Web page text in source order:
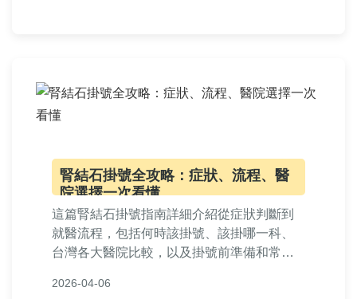
腎結石掛號全攻略：症狀、流程、醫
院選擇一次看懂
這篇腎結石掛號指南詳細介紹從症狀判斷到
就醫流程，包括何時該掛號、該掛哪一科、
台灣各大醫院比較，以及掛號前準備和常見
腎結石問題，減少就醫困惑。
2026-04-06